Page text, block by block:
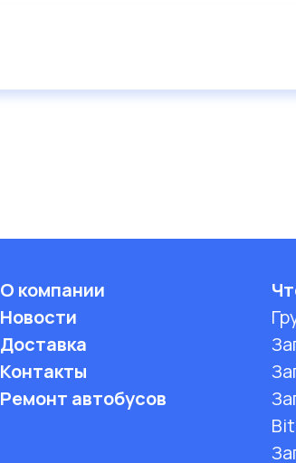
О компании
Новости
Доставка
Контакты
Ремонт автобусов